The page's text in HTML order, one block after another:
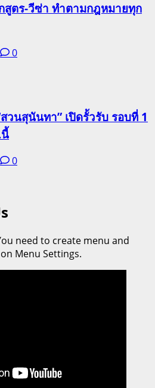
สูตร-วีซ่า ทำตามกฎหมายทุก
0
วนสุนันทา” เปิดรั้วรับ รอบที่ 1
0
need to create menu and
Menu Settings.